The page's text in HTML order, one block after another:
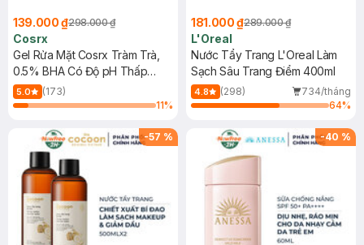
139.000 ₫298.000 ₫
Cosrx
Gel Rửa Mặt Cosrx Tràm Trà,
0.5% BHA Có Độ pH Thấp
150ml
5.0
(173)
11%
181.000 ₫289.000 ₫
L'Oreal
Nước Tẩy Trang L'Oreal Làm
Sạch Sâu Trang Điểm 400ml
4.8 (298)
734/tháng
64%
-57 % -40 %